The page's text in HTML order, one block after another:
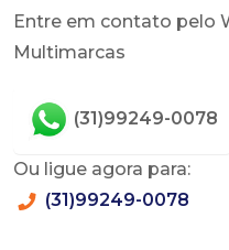
Entre em contato pelo
Multimarcas
(31)99249-0078
Ou ligue agora para:
(31)99249-0078